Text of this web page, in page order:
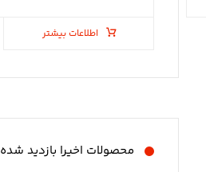
اطلاعات بیشتر
محصولات اخیرا بازدید شده